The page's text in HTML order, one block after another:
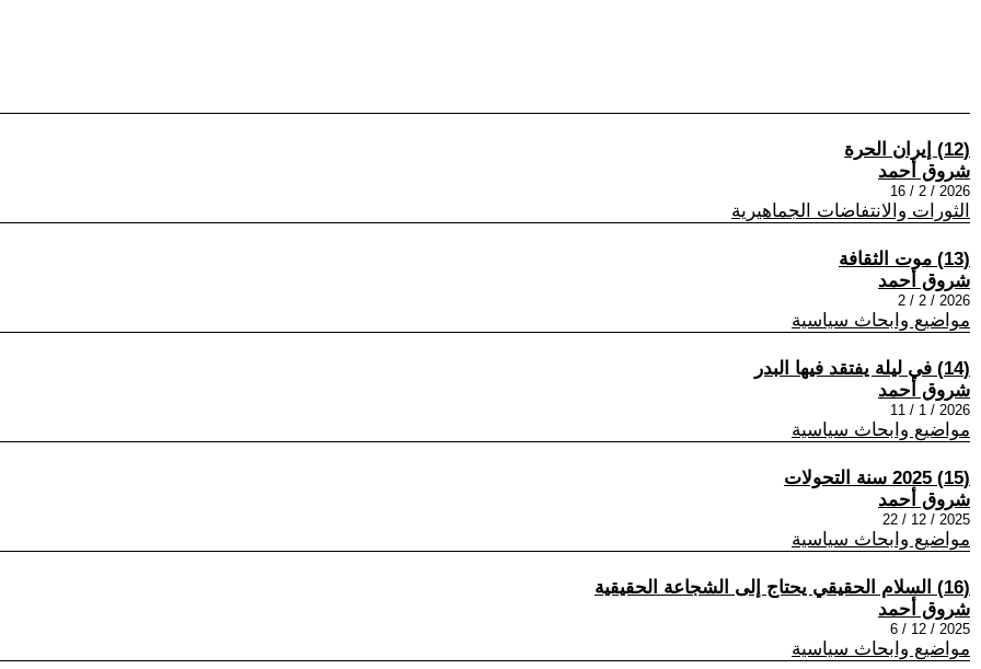
(12) إيران الحرة
شروق أحمد
2026 / 2 / 16
الثورات والانتفاضات الجماهيرية
(13) موت الثقافة
شروق أحمد
2026 / 2 / 2
مواضيع وابحاث سياسية
(14) في ليلة يفتقد فيها البدر
شروق أحمد
2026 / 1 / 11
مواضيع وابحاث سياسية
(15) 2025 سنة التحولات
شروق أحمد
2025 / 12 / 22
مواضيع وابحاث سياسية
(16) السلام الحقيقي يحتاج إلى الشجاعة الحقيقية
شروق أحمد
2025 / 12 / 6
مواضيع وابحاث سياسية